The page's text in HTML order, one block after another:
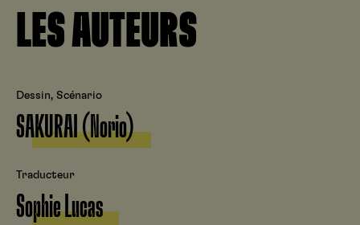
LES AUTEURS
Dessin, Scénario
SAKURAI (Norio)
Traducteur
Sophie Lucas